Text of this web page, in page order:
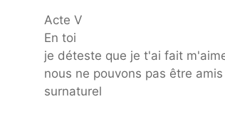
Acte V
En toi
je déteste que je t'ai fait
nous ne pouvons pas être
surnaturel